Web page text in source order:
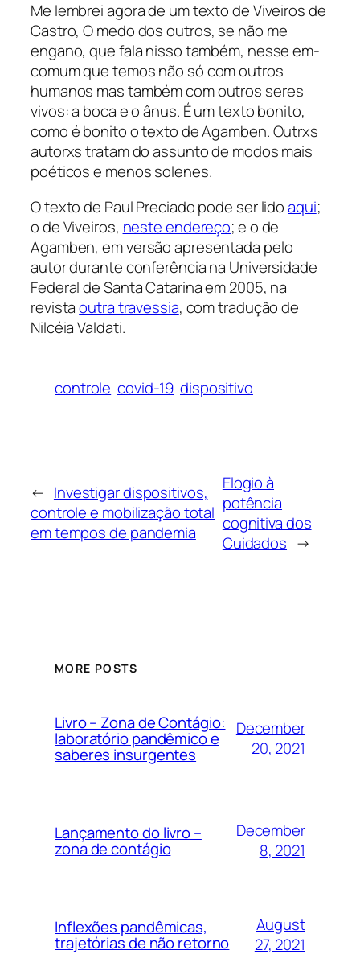
Me lembrei agora de um texto de Viveiros de
Castro,O medo dos outros, se não me
engano, que fala nisso também, nesse em-
comum que temos não só com outros
humanos mas também com outros seres
vivos: a boca e o ânus. É um texto bonito,
como é bonito o texto de Agamben. Outrxs
autorxs tratam do assunto de modos mais
poéticos e menos solenes.
O texto de Paul Preciado pode ser lidoaqui;
o de Viveiros, neste endereço; e o de
Agamben, em versão apresentada pelo
autor durante conferência na Universidade
Federal de Santa Catarina em 2005, na
revistaoutra travessia, com tradução de
Nilcéia Valdati.
controle covid-19 dispositivo
← Investigar dispositivos,
controle e mobilização total
em tempos de pandemia
Elogio à
potência
cognitiva dos
Cuidados →
MORE POSTS
Livro – Zona de Contágio:
laboratório pandêmico e
saberes insurgentes
December
20, 2021
Lançamento do livro –
zona de contágio
December
8, 2021
Inflexões pandêmicas,
trajetórias de não retorno
August
27, 2021